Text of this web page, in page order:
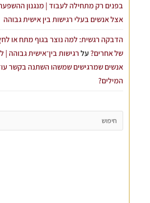
בפנים רק מתחילה לעבוד | מנגנון
אצל אנשים בעלי רגישות בין אישית גבוהה
הדבקה רגשית: למה נוצר בגוף מתח או
של אחרים?עלרגישות בין־אישית גבוהה |
אנשים שמרגישים שמשהו השתנה בקשר
המילים?